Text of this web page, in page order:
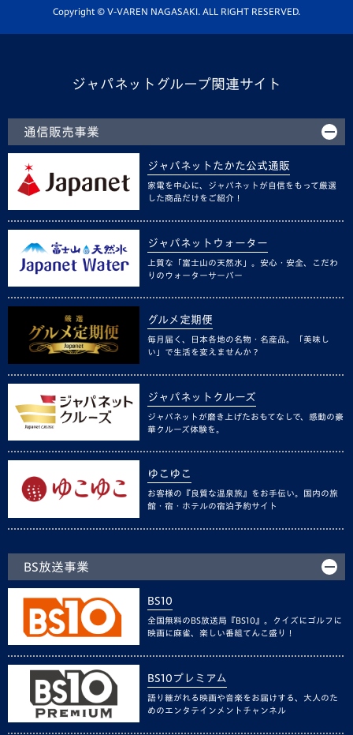
ホームタウン活動
Copyright © V-VAREN NAGASAKI. ALL RIGHT RESERVED.
ジャパネットグループ関連サイト
通信販売事業
ジャパネットたかた公式通販
家電を中心に、ジャパネットが自信をもって厳選
した商品だけをご紹介！
ジャパネットウォーター
上質な「富士山の天然水」。安心・安全、こだわ
りのウォーターサーバー
グルメ定期便
毎月届く、日本各地の名物・名産品。「美味し
い」で生活を変えませんか？
ジャパネットクルーズ
ジャパネットが磨き上げたおもてなしで、感動の豪
華クルーズ体験を。
ゆこゆこ
お客様の『良質な温泉旅』をお手伝い。国内の旅
館・宿・ホテルの宿泊予約サイト
BS放送事業
BS10
全国無料のBS放送局『BS10』。クイズにゴルフに
映画に麻雀、楽しい番組てんこ盛り！
BS10プレミアム
語り継がれる映画や音楽をお届けする、大人のた
めのエンタテインメントチャンネル